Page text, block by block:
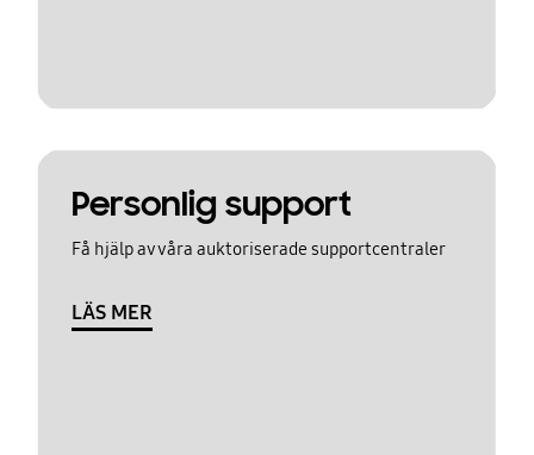
Personlig support
Få hjälp av våra auktoriserade supportcentraler
LÄS MER